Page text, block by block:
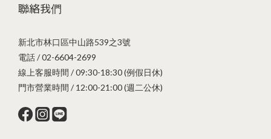
聯絡我們
新北市林口區中山路539之3號
電話 / 02-6604-2699
線上客服時間 / 09:30-18:30 (例假日休)
門市營業時間 / 12:00-21:00 (週二公休)